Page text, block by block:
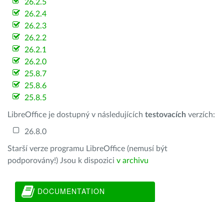
26.2.5
26.2.4
26.2.3
26.2.2
26.2.1
26.2.0
25.8.7
25.8.6
25.8.5
LibreOffice je dostupný v následujících testovacích verzích:
26.8.0
Starší verze programu LibreOffice (nemusí být
podporovány!) Jsou k dispozici v archivu
DOCUMENTATION